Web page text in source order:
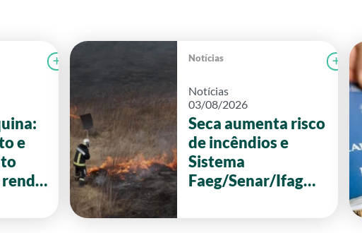
e
Notícias
Notícias
03/08/2026
Seca aumenta risco
de incêndios e
Sistema
Faeg/Senar/Ifag